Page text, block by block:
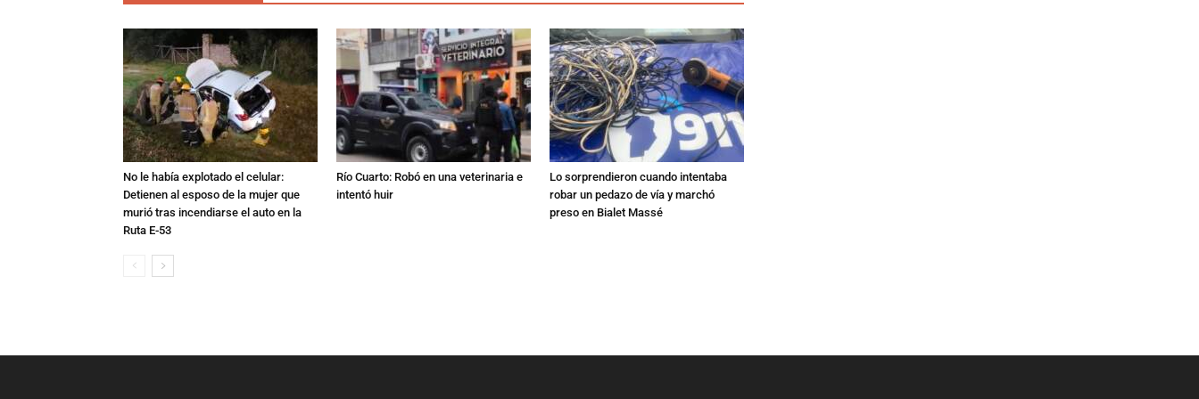
No le había explotado el celular:
Detienen al esposo de la mujer que
murió tras incendiarse el auto en la
Ruta E-53
Río Cuarto: Robó en una veterinaria e
intentó huir
Lo sorprendieron cuando intentaba
robar un pedazo de vía y marchó
preso en Bialet Massé